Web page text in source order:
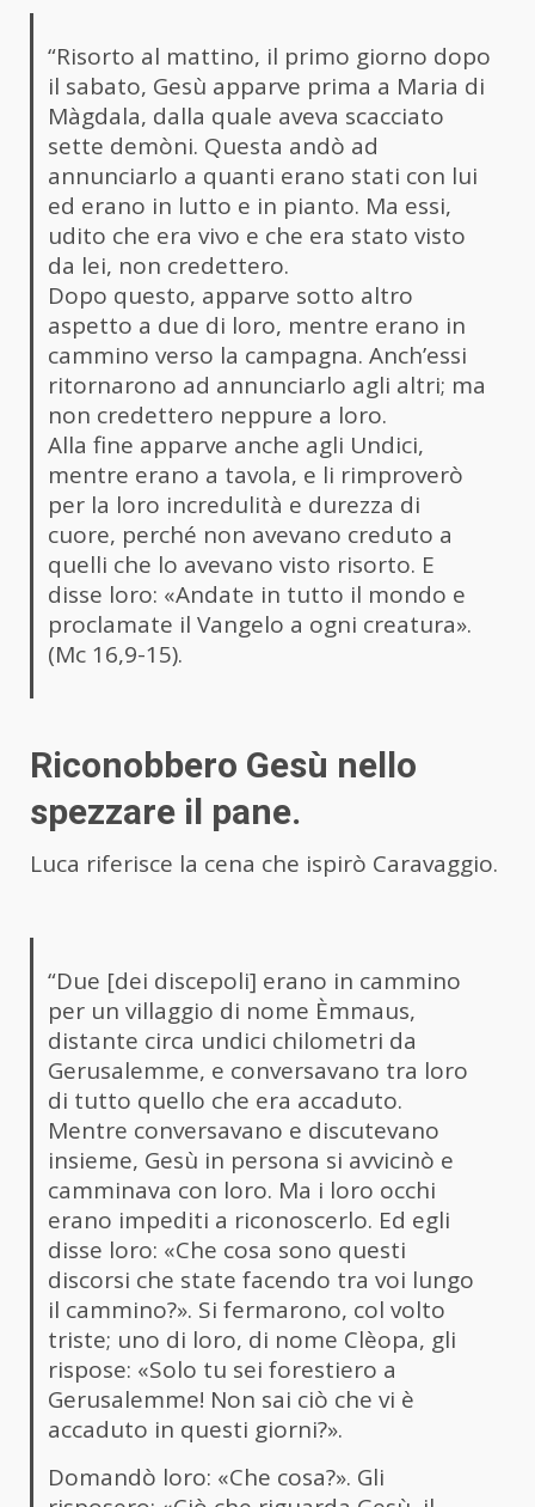
“Risorto al mattino, il primo giorno dopo
il sabato, Gesù apparve prima a Maria di
Màgdala, dalla quale aveva scacciato
sette demòni. Questa andò ad
annunciarlo a quanti erano stati con lui
ed erano in lutto e in pianto. Ma essi,
udito che era vivo e che era stato visto
da lei, non credettero.
Dopo questo, apparve sotto altro
aspetto a due di loro, mentre erano in
cammino verso la campagna. Anch’essi
ritornarono ad annunciarlo agli altri; ma
non credettero neppure a loro.
Alla fine apparve anche agli Undici,
mentre erano a tavola, e li rimproverò
per la loro incredulità e durezza di
cuore, perché non avevano creduto a
quelli che lo avevano visto risorto. E
disse loro: «Andate in tutto il mondo e
proclamate il Vangelo a ogni creatura».
(Mc 16,9-15).
Riconobbero Gesù nello
spezzare il pane.
Luca riferisce la cena che ispirò Caravaggio.
“Due [dei discepoli] erano in cammino
per un villaggio di nome Èmmaus,
distante circa undici chilometri da
Gerusalemme, e conversavano tra loro
di tutto quello che era accaduto.
Mentre conversavano e discutevano
insieme, Gesù in persona si avvicinò e
camminava con loro. Ma i loro occhi
erano impediti a riconoscerlo. Ed egli
disse loro: «Che cosa sono questi
discorsi che state facendo tra voi lungo
il cammino?». Si fermarono, col volto
triste; uno di loro, di nome Clèopa, gli
rispose: «Solo tu sei forestiero a
Gerusalemme! Non sai ciò che vi è
accaduto in questi giorni?».
Domandò loro: «Che cosa?». Gli